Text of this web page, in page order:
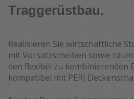
Traggerüstbau.
Realisieren Sie wirtschaftliche
mit Vorsatzscheiben sowie
den flexibel zu kombinierenden
kompatibel mit PERI